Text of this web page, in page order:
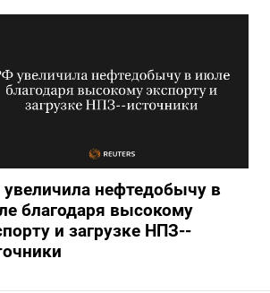
нефтедобычу в
благодаря высокому
и загрузке НПЗ--